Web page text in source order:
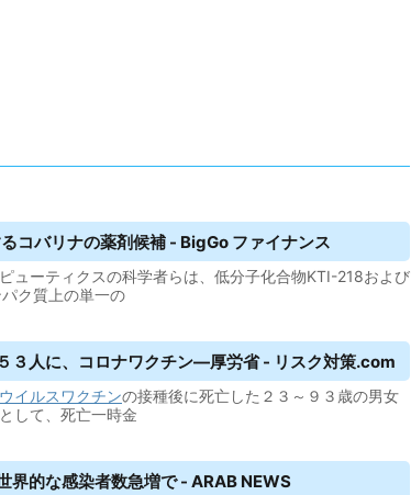
コバリナの薬剤候補 - BigGo ファイナンス
ューティクスの科学者らは、低分子化合物KTI-218および
ク質上の単一の
３人に、コロナワクチン―厚労省 - リスク対策.com
イルス ワクチンの接種後に死亡した２３～９３歳の男女
して、死亡一時金
界的な感染者数急増で - ARAB NEWS